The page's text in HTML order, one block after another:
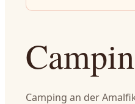
Camping an der